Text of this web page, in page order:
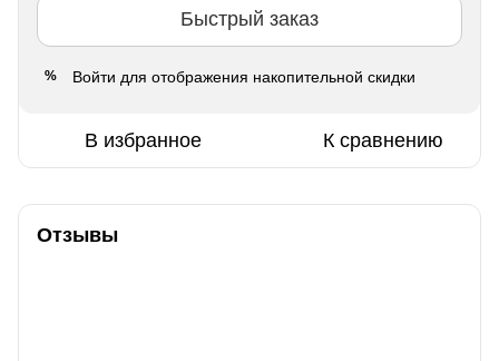
Быстрый заказ
% Войти для отображения накопительной скидки
В избранное К сравнению
Отзывы